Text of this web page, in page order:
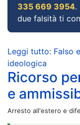
335 669 3954.
due falsità ti
Leggi tutto: Falso
ideologica
Ricorso
e
Arresto all'estero e